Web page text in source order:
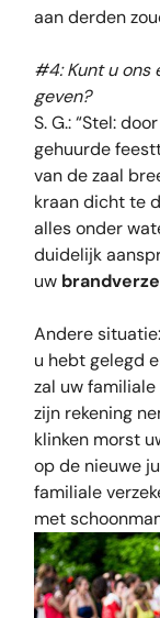
aan derden
#4: Kunt u ons
geven?
S. G.: “Stel:
gehuurde
van de zaal
kraan dicht te
alles onder
duidelijk
uw
Andere
u hebt gelegd
zal uw
zijn rekening
klinken morst
op de nieuwe
familiale
met